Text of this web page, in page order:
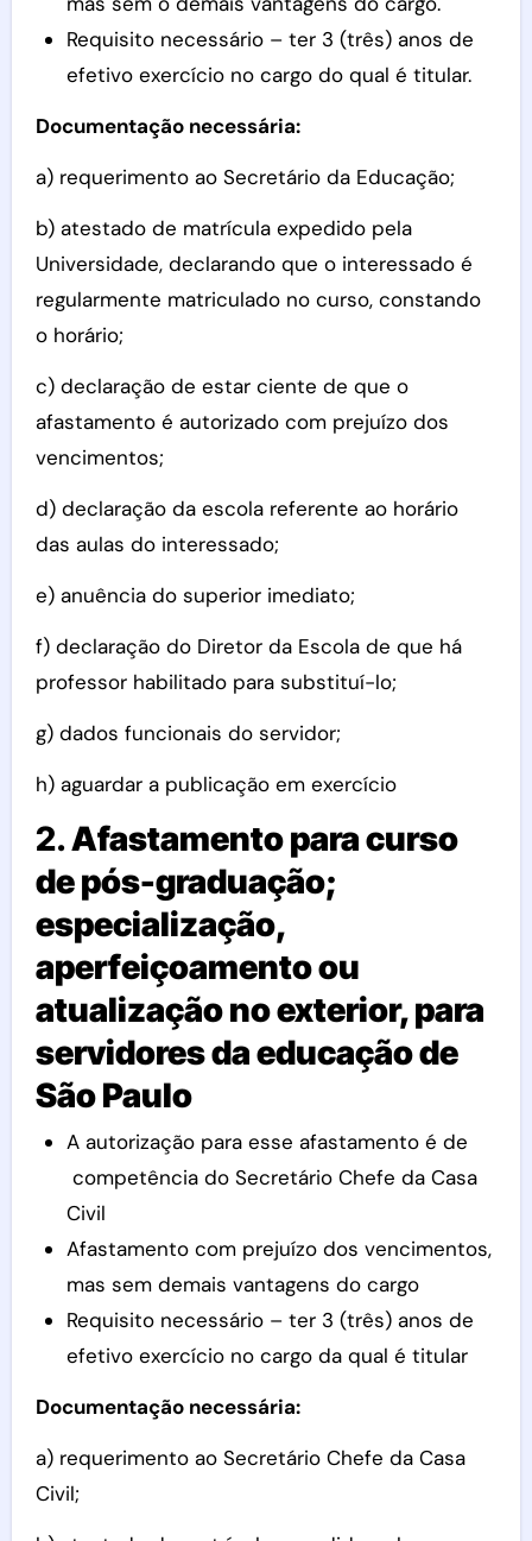
Requisito necessário – ter 3 (três) anos de
efetivo exercício no cargo do qual é titular.
Documentação necessária:
a) requerimento ao Secretário da Educação;
b) atestado de matrícula expedido pela
Universidade, declarando que o interessado é
regularmente matriculado no curso, constando
o horário;
c) declaração de estar ciente de que o
afastamento é autorizado com prejuízo dos
vencimentos;
d) declaração da escola referente ao horário
das aulas do interessado;
e) anuência do superior imediato;
f) declaração do Diretor da Escola de que há
professor habilitado para substituí-lo;
g) dados funcionais do servidor;
h) aguardar a publicação em exercício
2.Afastamento para curso
de pós-graduação;
especialização,
aperfeiçoamento ou
atualização no exterior, para
servidores da educação de
São Paulo
A autorização para esse afastamento é de
competência do Secretário Chefe da Casa
Civil
Afastamento com prejuízo dos vencimentos,
mas sem demais vantagens do cargo
Requisito necessário – ter 3 (três) anos de
efetivo exercício no cargo da qual é titular
Documentação necessária:
a) requerimento ao Secretário Chefe da Casa
Civil;